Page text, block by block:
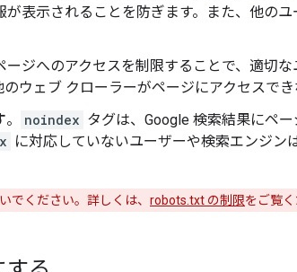
表示されることを防ぎます。また、他の
ージへのアクセスを制限することで、適切
ウェブ クローラーがページにアクセスでき
。 noindex タグは、Google 検索結果にペ
に対応していないユーザーや検索エンジン
でください。詳しくは、 robots.txt の制限をご覧く